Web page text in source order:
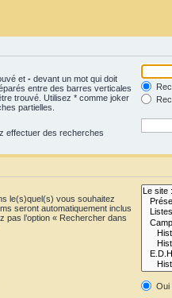
et - devant un mot qui doit
entre des barres verticales
trouvé. Utilisez * comme joker
partielles.
effectuer des recherches
le(s)quel(s) vous souhaitez
seront automatiquement inclus
l’option « Rechercher dans
Oui